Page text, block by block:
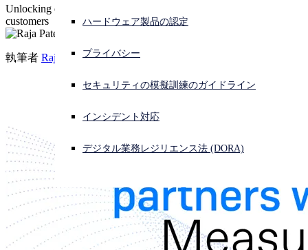
サイバー攻撃を受けている場合、連絡先はこちら
サインイン
ハードウェア製品の認定
プライバシー
セキュリティの模擬訓練のガイドライン
インシデント対応
デジタル業務レジリエンス法 (DORA)
Unlocking cyber insurance premium savings for Sophos' U.S.
customers
執筆者 Raja Patel